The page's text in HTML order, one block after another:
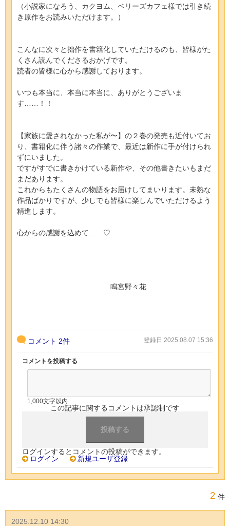
（小説家になろう、カクヨム、ベリーズカフェ様では引き続
き原作をお読みいただけます。）
こんなに次々と拙作を書籍化していただけるのも、皆様がた
くさん読んでくださるおかげです。
読者の皆様に心から感謝しております。
いつも本当に、本当に本当に、ありがとうございま
す……！！
【家族に愛されなかった私が〜】の２巻の発売も近付いてお
り、書籍化に伴う諸々の作業で、最近は新作に手が付けられ
ずにいました。
ですがすでに書きかけている新作や、その他書きたいもまだ
まだあります。
これからもたくさんの物語をお届けしてまいります。未熟な
作品ばかりですが、少しでも皆様に楽しんでいただけるよう
精進します。
心からの感謝を込めて……♡
鳴宮野々花
コメント 2件 登録日 2025.08.07 15:36
コメントを投稿する
1,000文字以内
この記事に関するコメントは承認制です
ログインするとコメントの投稿ができます。
ログイン
新規ユーザ登録
2 件
2025.12.10 14:30